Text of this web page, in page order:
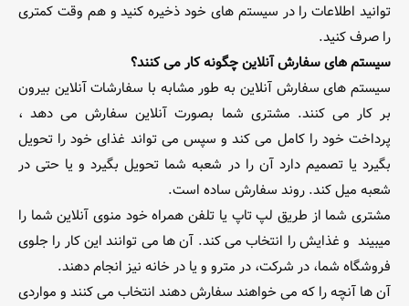
توانید اطلاعات را در سیستم های خود ذخیره کنید و هم وقت کمتری
را صرف کنید.
سیستم های سفارش آنلاین چگونه کار می کنند؟
سیستم های سفارش آنلاین به طور مشابه با سفارشات آنلاین بیرون
بر کار می کنند. مشتری شما بصورت آنلاین سفارش می دهد ،
پرداخت خود را کامل می کند و سپس می تواند غذای خود را تحویل
بگیرد یا تصمیم دارد آن را در شعبه شما تحویل بگیرد و یا حتی در
شعبه میل کند. روند سفارش ساده است.
مشتری شما از طریق لپ تاپ یا تلفن همراه خود منوی آنلاین شما را
میبیند و غذایش را انتخاب می کند. آن ها می توانند این کار را جلوی
فروشگاه شما، در شرکت، در مترو و یا در خانه نیز انجام دهند.
آن ها آنچه را که می خواهند سفارش دهند انتخاب می کنند و مواردی